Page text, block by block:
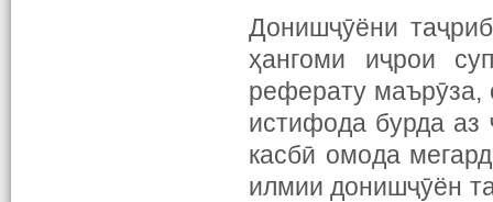
Донишҷӯёни
ҳангоми иҷрои
реферату маърӯза,
истифода бурда аз
касбӣ омода
илмии донишҷӯён